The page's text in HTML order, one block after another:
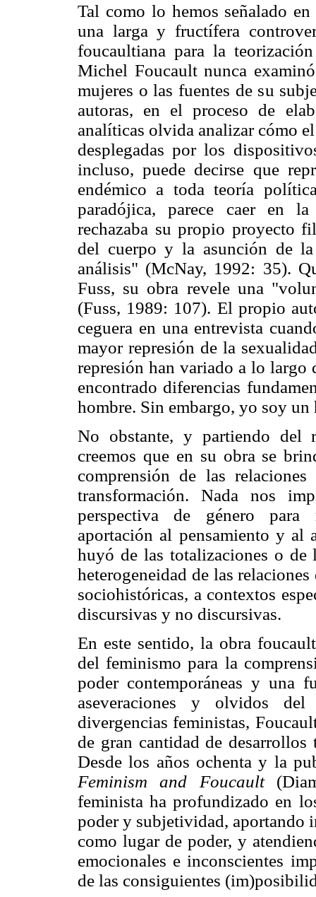
Tal como lo hemos señalado
una larga y fructífera
foucaultiana para la
Michel Foucault nunca
mujeres o las fuentes de su
autoras, en el proceso de
analíticas olvida analizar cómo
desplegadas por los
incluso, puede decirse que
endémico a toda teoría
paradójica, parece caer en la
rechazaba su propio proyecto
del cuerpo y la asunción de
análisis" (McNay, 1992: 35).
Fuss, su obra revele una
(Fuss, 1989: 107). El propio
ceguera en una entrevista
mayor represión de la
represión han variado a lo largo
encontrado diferencias
hombre. Sin embargo, yo soy
No obstante, y partiendo del
creemos que en su obra se
comprensión de las
transformación. Nada nos
perspectiva de género para
aportación al pensamiento y al
huyó de las totalizaciones o de
heterogeneidad de las
sociohistóricas, a contextos
discursivas y no discursivas.
En este sentido, la obra
del feminismo para la
poder contemporáneas y una
aseveraciones y olvidos
divergencias feministas,
de gran cantidad de
Desde los años ochenta y la
Feminism and Foucault
feminista ha profundizado en
poder y subjetividad, aportando
como lugar de poder, y
emocionales e inconscientes
de las consiguientes